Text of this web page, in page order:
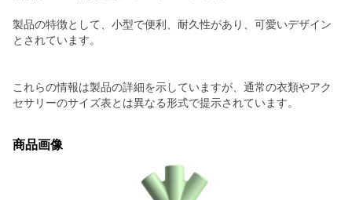
製品の特徴として、小型で便利、耐久性があり、可愛いデザイン
とされています。
これらの情報は製品の詳細を示していますが、通常の衣類やアク
セサリーのサイズ表とは異なる形式で提示されています。
商品画像